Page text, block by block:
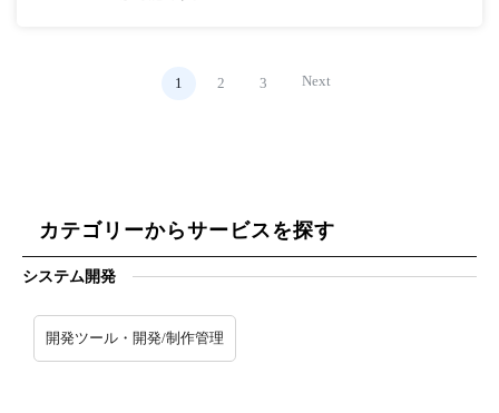
1 2 3 Next
カテゴリーからサービスを探す
システム開発
開発ツール・開発/制作管理